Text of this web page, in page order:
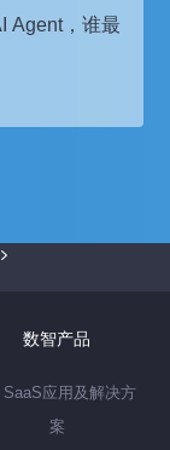
Agent，谁最
数智产品
SaaS应用及解决方
案